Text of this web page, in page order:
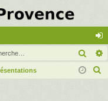
on
ne